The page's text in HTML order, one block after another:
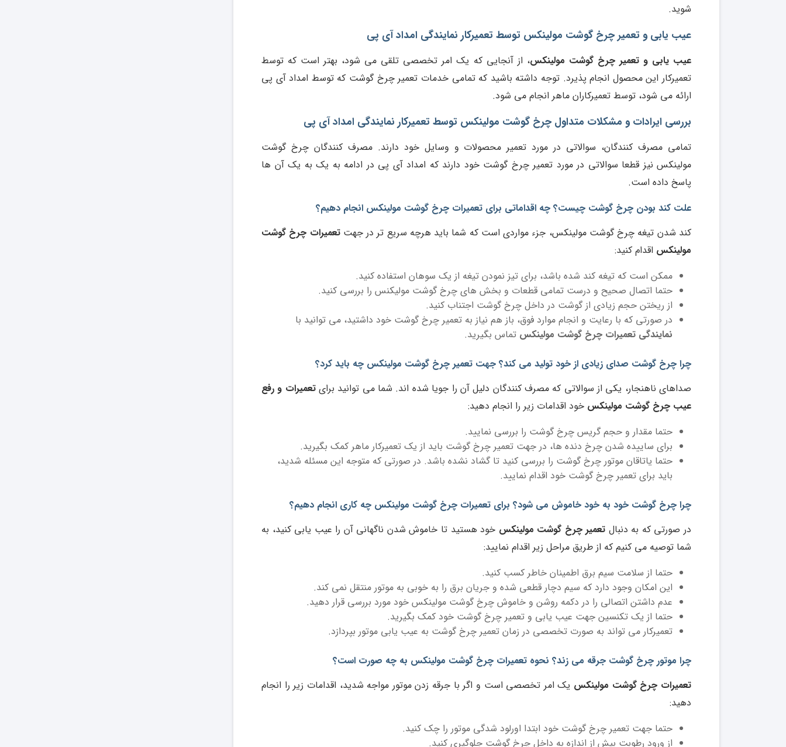
شوید.
عیب یابی و تعمیر چرخ گوشت مولینکس توسط تعمیرکار نمایندگی امداد آی پی
عیب یابی و تعمیر چرخ گوشت مولینکس، از آنجایی که یک امر تخصصی تلقی می شود، بهتر است که توسط
تعمیرکار این محصول انجام پذیرد. توجه داشته باشید که تمامی خدمات تعمیر چرخ گوشت که توسط امداد آی پی
ارائه می شود، توسط تعمیرکاران ماهر انجام می شود.
بررسی ایرادات و مشکلات متداول چرخ گوشت مولینکس توسط تعمیرکار نمایندگی امداد آی پی
تمامی مصرف کنندگان، سوالاتی در مورد تعمیر محصولات و وسایل خود دارند. مصرف کنندگان چرخ گوشت
مولینکس نیز قطعا سوالاتی در مورد تعمیر چرخ گوشت خود دارند که امداد آی پی در ادامه به یک به یک آن ها
پاسخ داده است.
علت کند بودن چرخ گوشت چیست؟ چه اقداماتی برای تعمیرات چرخ گوشت مولینکس انجام دهیم؟
کند شدن تیغه چرخ گوشت مولینکس، جزء مواردی است که شما باید هرچه سریع تر در جهتتعمیرات چرخ گوشت
مولینکس اقدام کنید:
ممکن است که تیغه کند شده باشد، برای تیز نمودن تیغه از یک سوهان استفاده کنید.
حتما اتصال صحیح و درست تمامی قطعات و بخش های چرخ گوشت مولیکنس را بررسی کنید.
از ریختن حجم زیادی از گوشت در داخل چرخ گوشت اجتناب کنید.
در صورتی که با رعایت و انجام موارد فوق، باز هم نیاز به تعمیر چرخ گوشت خود داشتید، می توانید با
نمایندگی تعمیرات چرخ گوشت مولینکس تماس بگیرید.
چرا چرخ گوشت صدای زیادی از خود تولید می کند؟ جهت تعمیر چرخ گوشت مولینکس چه باید کرد؟
صداهای ناهنجار، یکی از سوالاتی که مصرف کنندگان دلیل آن را جویا شده اند. شما می توانید برایتعمیرات و رفع
عیب چرخ گوشت مولینکس خود اقدامات زیر را انجام دهید:
حتما مقدار و حجم گریس چرخ گوشت را بررسی نمایید.
برای ساییده شدن چرخ دنده ها، در جهت تعمیر چرخ گوشت باید از یک تعمیرکار ماهر کمک بگیرید.
حتما یاتاقان موتور چرخ گوشت را بررسی کنید تا گشاد نشده باشد. در صورتی که متوجه این مسئله شدید،
باید برای تعمیر چرخ گوشت خود اقدام نمایید.
چرا چرخ گوشت خود به خود خاموش می شود؟ برای تعمیرات چرخ گوشت مولینکس چه کاری انجام دهیم؟
در صورتی که به دنبال تعمیر چرخ گوشت مولینکس خود هستید تا خاموش شدن ناگهانی آن را عیب یابی کنید، به
شما توصیه می کنیم که از طریق مراحل زیر اقدام نمایید:
حتما از سلامت سیم برق اطمینان خاطر کسب کنید.
این امکان وجود دارد که سیم دچار قطعی شده و جریان برق را به خوبی به موتور منتقل نمی کند.
عدم داشتن اتصالی را در دکمه روشن و خاموش چرخ گوشت مولینکس خود مورد بررسی قرار دهید.
حتما از یک تکنسین جهت عیب یابی و تعمیر چرخ گوشت خود کمک بگیرید.
تعمیرکار می تواند به صورت تخصصی در زمان تعمیر چرخ گوشت به عیب یابی موتور بپردازد.
چرا موتور چرخ گوشت جرقه می زند؟ نحوه تعمیرات چرخ گوشت مولینکس به چه صورت است؟
تعمیرات چرخ گوشت مولینکس یک امر تخصصی است و اگر با جرقه زدن موتور مواجه شدید، اقدامات زیر را انجام
دهید:
حتما جهت تعمیر چرخ گوشت خود ابتدا اورلود شدگی موتور را چک کنید.
از ورود رطوبت بیش از اندازه به داخل چرخ گوشت جلوگیری کنید.